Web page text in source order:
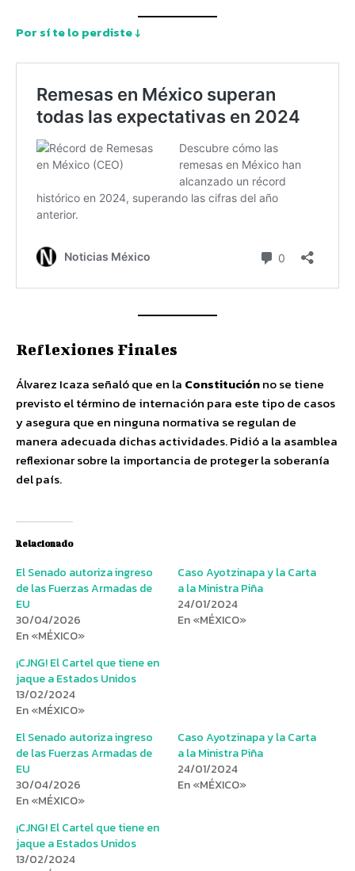
Por sí te lo perdiste ↓
Reflexiones Finales
Álvarez Icaza señaló que en la Constituciónno se tiene
previsto el término de internación para este tipo de casos
y asegura que en ninguna normativa se regulan de
manera adecuada dichas actividades. Pidió a la asamblea
reflexionar sobre la importancia de proteger la soberanía
del país.
Relacionado
El Senado autoriza ingreso
de las Fuerzas Armadas de
EU
30/04/2026
En «MÉXICO»
Caso Ayotzinapa y la Carta
a la Ministra Piña
24/01/2024
En «MÉXICO»
¡CJNG! El Cartel que tiene en
jaque a Estados Unidos
13/02/2024
En «MÉXICO»
El Senado autoriza ingreso
de las Fuerzas Armadas de
EU
30/04/2026
En «MÉXICO»
Caso Ayotzinapa y la Carta
a la Ministra Piña
24/01/2024
En «MÉXICO»
¡CJNG! El Cartel que tiene en
jaque a Estados Unidos
13/02/2024